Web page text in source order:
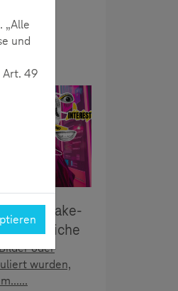
Deepfake-
Jugendliche
oder
wurden,
„Alle
und
Art. 49